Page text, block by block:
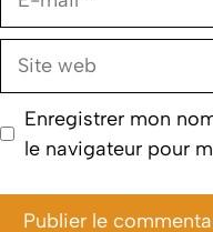
Site
Enregistrer mon
le navigateur pour